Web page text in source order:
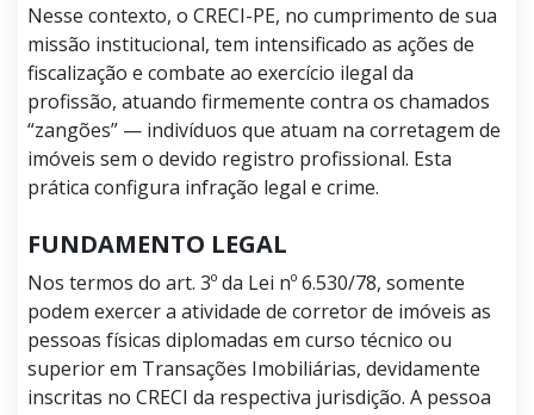
Nesse contexto, o CRECI-PE, no cumprimento de sua
missão institucional, tem intensificado as ações de
fiscalização e combate ao exercício ilegal da
profissão, atuando firmemente contra os chamados
“zangões” — indivíduos que atuam na corretagem de
imóveis sem o devido registro profissional. Esta
prática configura infração legal e crime.
FUNDAMENTO LEGAL
Nos termos do art. 3º da Lei nº 6.530/78, somente
podem exercer a atividade de corretor de imóveis as
pessoas físicas diplomadas em curso técnico ou
superior em Transações Imobiliárias, devidamente
inscritas no CRECI da respectiva jurisdição. A pessoa